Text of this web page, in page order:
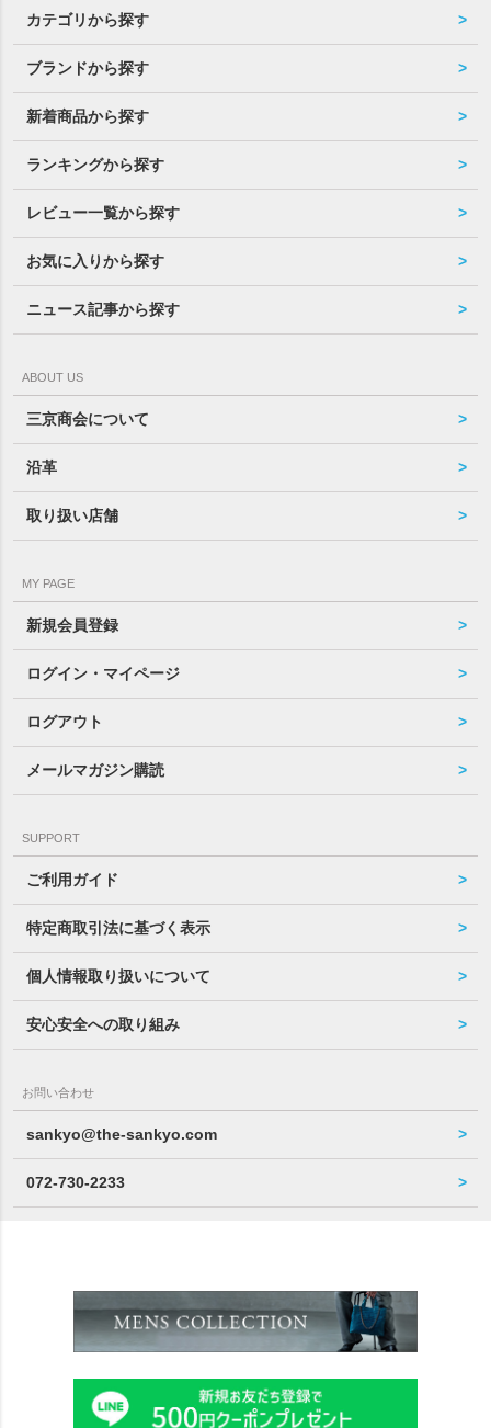
カテゴリから探す
ブランドから探す
新着商品から探す
ランキングから探す
レビュー一覧から探す
お気に入りから探す
ニュース記事から探す
ABOUT US
三京商会について
沿革
取り扱い店舗
MY PAGE
新規会員登録
ログイン・マイページ
ログアウト
メールマガジン購読
SUPPORT
ご利用ガイド
特定商取引法に基づく表示
個人情報取り扱いについて
安心安全への取り組み
お問い合わせ
sankyo@the-sankyo.com
072-730-2233